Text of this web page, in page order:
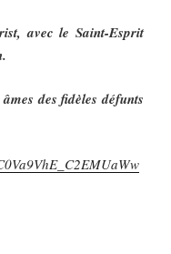
avec le Saint-Esprit
des fidèles défunts